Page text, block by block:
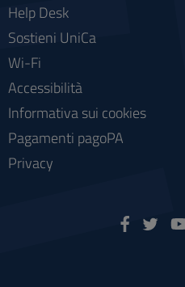
Help Desk
Sostieni UniCa
Wi-Fi
Accessibilità
Informativa sui cookies
Pagamenti pagoPA
Privacy